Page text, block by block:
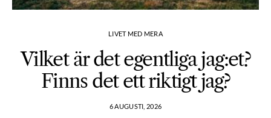
LIVET MED MERA
Vilket är det egentliga jag:et?
Finns det ett riktigt jag?
6 AUGUSTI, 2026